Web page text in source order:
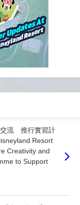
交流 推行實習計
Resort
Creativity and
to Support